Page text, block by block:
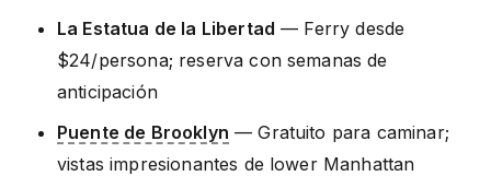
La Estatua de la Libertad — Ferry desde
$24/persona; reserva con semanas de
anticipación
Puente de Brooklyn — Gratuito para caminar;
vistas impresionantes de lower Manhattan